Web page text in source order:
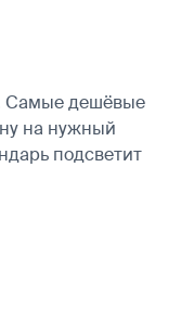
Самые дешёвые
на нужный
подсветит